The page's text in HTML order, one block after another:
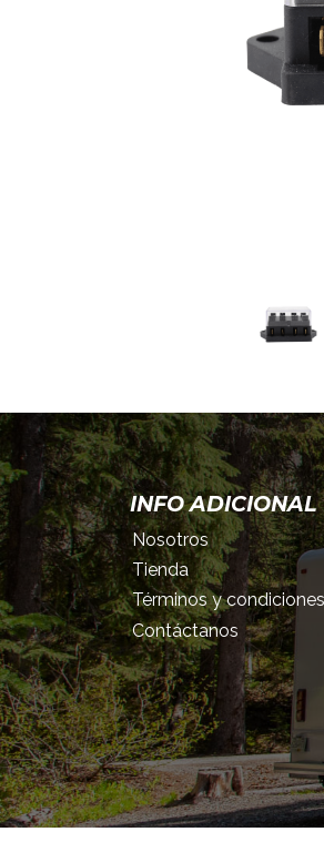
INFO ADICIONAL
Nosotros
Tienda
Términos y condiciones
Contáctanos